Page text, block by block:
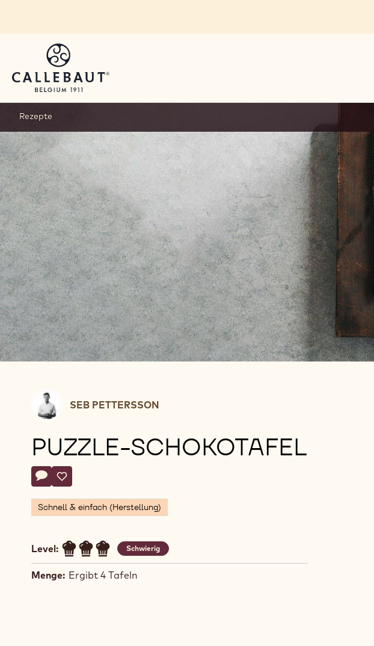
Rezepte
Seb
Pettersson
SEB PETTERSSON
PUZZLE-SCHOKOTAFEL
Actions
Schreibe einen Kommentar
- Puzzle-Schokotafel
Speichern
- Puzzle-Schokotafel
Schnell & einfach (Herstellung)
Level: Schwierig
Menge: Ergibt 4 Tafeln